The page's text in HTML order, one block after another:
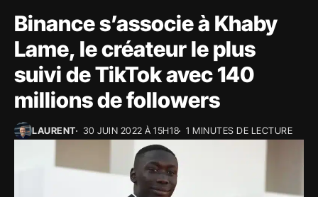
Binance s’associe à Khaby
Lame, le créateur le plus
suivi de TikTok avec 140
millions de followers
LAURENT 30 JUIN 2022 À 15H18 1 MINUTES DE LECTURE